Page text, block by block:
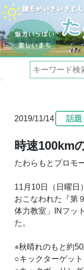
2019/11/14 話題
時速100km
たわらもとプロモ
11月10日（日曜日
おこなわれた『第
体力教室」INフッ
た。
⭐︎秋晴れのもと約
○キックターゲット